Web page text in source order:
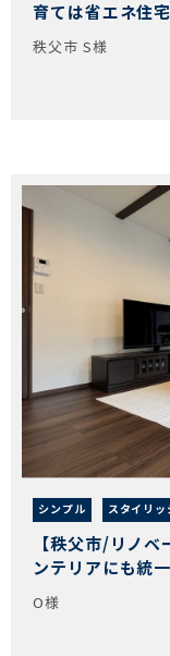
育ては省エネ住宅
秩父市 S様
シンプル スタイリッ
【秩父市/リノ
ンテリアにも統
O様